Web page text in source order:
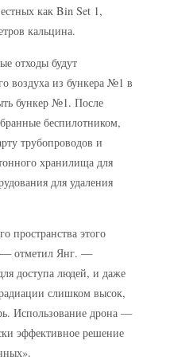
как Bin Set 1,
кальцина.
отходы будут
воздуха из бункера №1 в
бункер №1. После
беспилотником,
трубопроводов и
хранилища для
для удаления
пространства этого
— отметил Янг. —
доступа людей, и даже
слишком высок,
Использование дрона —
эффективное решение